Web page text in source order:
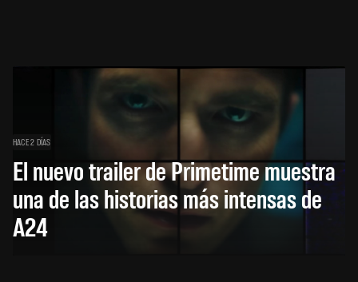
HACE 2 DÍAS
El nuevo trailer de Primetime muestra
una de las historias más intensas de
A24